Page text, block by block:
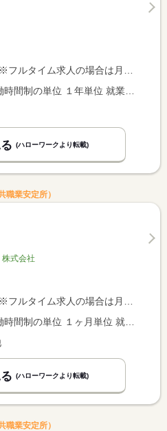
換算額）、パート求人の場合は時間額を表示しています。
(ハローワークより転載)
職業安定所）
式会社
換算額）、パート求人の場合は時間額を表示しています。
(ハローワークより転載)
職業安定所）